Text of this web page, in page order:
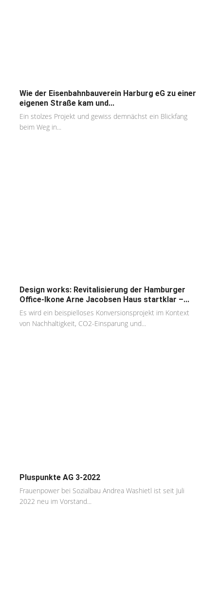
Wie der Eisenbahnbauverein Harburg eG zu einer
eigenen Straße kam und...
Ein stolzes Projekt und gewiss demnächst ein Blickfang
beim Weg in...
Design works: Revitalisierung der Hamburger
Office-Ikone Arne Jacobsen Haus startklar –...
Es wird ein beispielloses Konversionsprojekt im Kontext
von Nachhaltigkeit, CO2-Einsparung und...
Pluspunkte AG 3-2022
Frauenpower bei Sozialbau Andrea Washietl ist seit Juli
2022 neu im Vorstand...